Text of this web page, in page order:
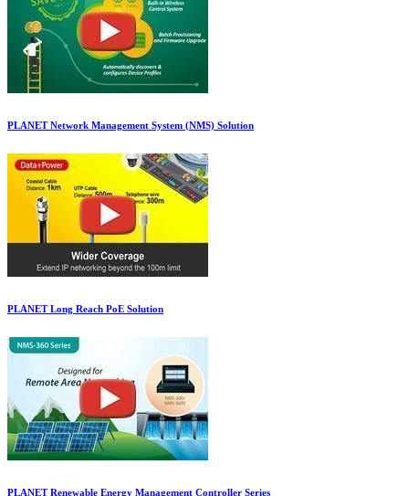
PLANET Network Management System (NMS) Solution
PLANET Long Reach PoE Solution
PLANET Renewable Energy Management Controller Series